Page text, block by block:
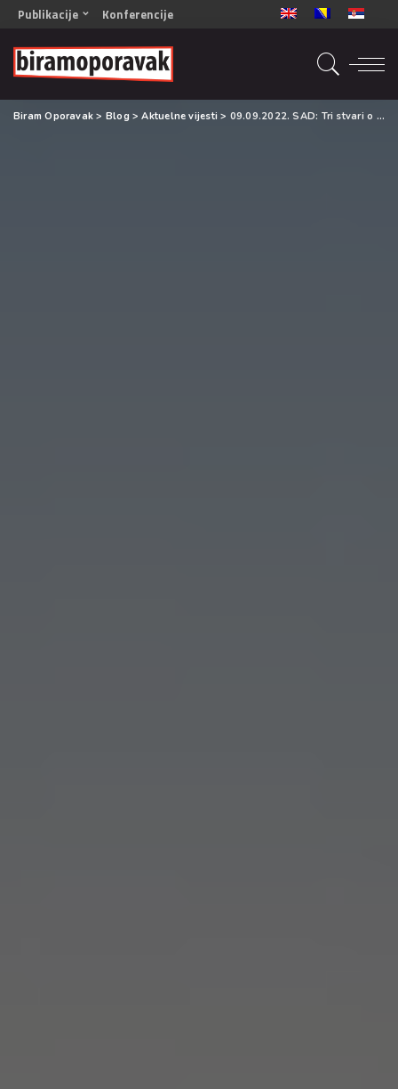
Publikacije
OPORAVAK- Naš zajednički cilj BiH/CG
OPORAVAK- Naš zajednički cilj SRB
RECOVERY- Our common goal ENG
OPORAVAK- Naš zajednički cilj 2
Konferencije
Biram Oporavak > Blog >Aktuelne vijesti > 09.09.2022. SAD: Tri stvari o oporavku koje zaista vrijedi znati